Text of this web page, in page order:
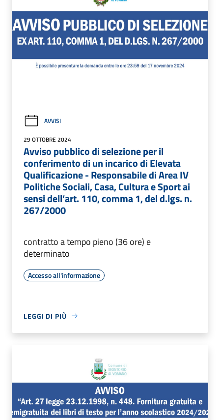
AVVISI
29 OTTOBRE 2024
Avviso pubblico di selezione per il
conferimento di un incarico di Elevata
Qualificazione - Responsabile di Area IV
Politiche Sociali, Casa, Cultura e Sport ai
sensi dell’art. 110, comma 1, del d.lgs. n.
267/2000
contratto a tempo pieno (36 ore) e
determinato
Accesso all'informazione
LEGGI DI PIÙ